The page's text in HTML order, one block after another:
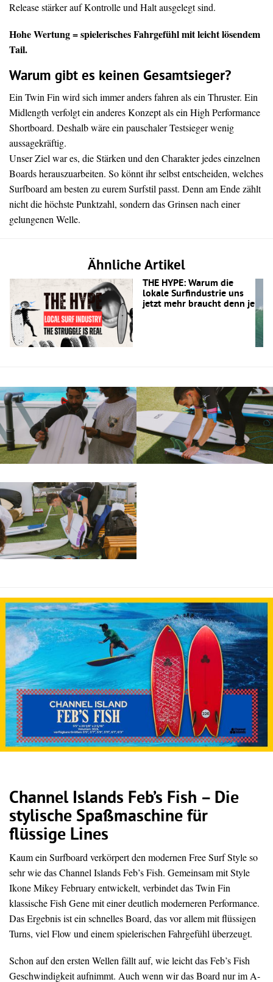
Release stärker auf Kontrolle und Halt ausgelegt sind.
Hohe Wertung = spielerisches Fahrgefühl mit leicht lösendem
Tail.
Warum gibt es keinen Gesamtsieger?
Ein Twin Fin wird sich immer anders fahren als ein Thruster. Ein
Midlength verfolgt ein anderes Konzept als ein High Performance
Shortboard. Deshalb wäre ein pauschaler Testsieger wenig
aussagekräftig.
Unser Ziel war es, die Stärken und den Charakter jedes einzelnen
Boards herauszuarbeiten. So könnt ihr selbst entscheiden, welches
Surfboard am besten zu eurem Surfstil passt. Denn am Ende zählt
nicht die höchste Punktzahl, sondern das Grinsen nach einer
gelungenen Welle.
Ähnliche Artikel
THE HYPE: Warum die
lokale Surfindustrie uns
jetzt mehr braucht denn je
Channel Islands Feb’s Fish – Die
stylische Spaßmaschine für
flüssige Lines
Kaum ein Surfboard verkörpert den modernen Free Surf Style so
sehr wie das Channel Islands Feb’s Fish. Gemeinsam mit Style
Ikone Mikey February entwickelt, verbindet das Twin Fin
klassische Fish Gene mit einer deutlich moderneren Performance.
Das Ergebnis ist ein schnelles Board, das vor allem mit flüssigen
Turns, viel Flow und einem spielerischen Fahrgefühl überzeugt.
Schon auf den ersten Wellen fällt auf, wie leicht das Feb’s Fish
Geschwindigkeit aufnimmt. Auch wenn wir das Board nur im A-